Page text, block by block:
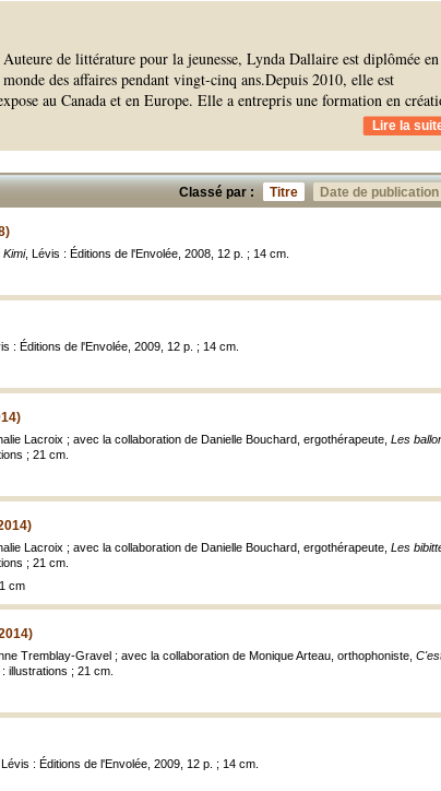
de littérature pour la jeunesse, Lynda Dallaire est diplômée en
des affaires pendant vingt-cinq ans.Depuis 2010, elle est
au Canada et en Europe. Elle a entrepris une formation en
Lire la
Classé par : Titre Date de publication
Kimi, Lévis : Éditions de l'Envolée, 2008, 12 p. ; 14 cm.
: Éditions de l'Envolée, 2009, 12 p. ; 14 cm.
Lacroix ; avec la collaboration de Danielle Bouchard, ergothérapeute, Les
; 21 cm.
Lacroix ; avec la collaboration de Danielle Bouchard, ergothérapeute, Les
; 21 cm.
cm
Tremblay-Gravel ; avec la collaboration de Monique Arteau, orthophoniste,
illustrations ; 21 cm.
, Lévis : Éditions de l'Envolée, 2009, 12 p. ; 14 cm.